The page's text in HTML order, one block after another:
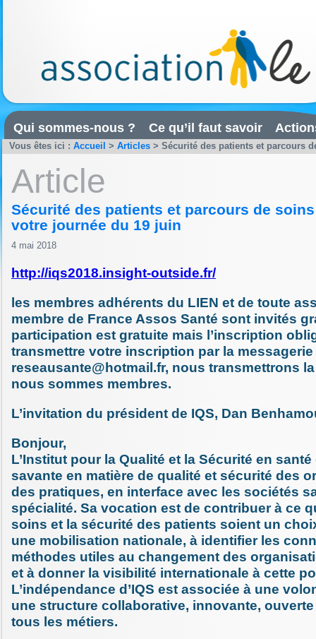
Qui sommes-nous ? Ce qu’il faut savoir
Vous êtes ici : Accueil > Articles > Sécurité des patients et parcours
Article
Sécurité des patients et parcours de
votre journée du 19 juin
4 mai 2018
http://iqs2018.insight-outside.fr/
les membres adhérents du LIEN et de toute
membre de France Assos Santé sont invités
participation est gratuite mais l’inscription
transmettre votre inscription par la messagerie
reseausante@hotmail.fr, nous transmettrons
nous sommes membres.
L’invitation du président de IQS, Dan
Bonjour,
L’Institut pour la Qualité et la Sécurité en
savante en matière de qualité et sécurité des
des pratiques, en interface avec les sociétés
spécialité. Sa vocation est de contribuer à ce
soins et la sécurité des patients soient un
une mobilisation nationale, à identifier les
méthodes utiles au changement des
et à donner la visibilité internationale à cette
L’indépendance d’IQS est associée à une
une structure collaborative, innovante,
tous les métiers.